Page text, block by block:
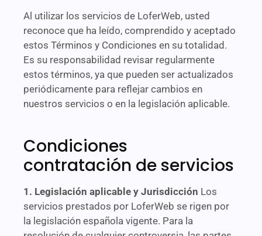
Al utilizar los servicios de LoferWeb, usted
reconoce que ha leído, comprendido y aceptado
estos Términos y Condiciones en su totalidad.
Es su responsabilidad revisar regularmente
estos términos, ya que pueden ser actualizados
periódicamente para reflejar cambios en
nuestros servicios o en la legislación aplicable.
Condiciones
contratación de servicios
1. Legislación aplicable y Jurisdicción Los
servicios prestados por LoferWeb se rigen por
la legislación española vigente. Para la